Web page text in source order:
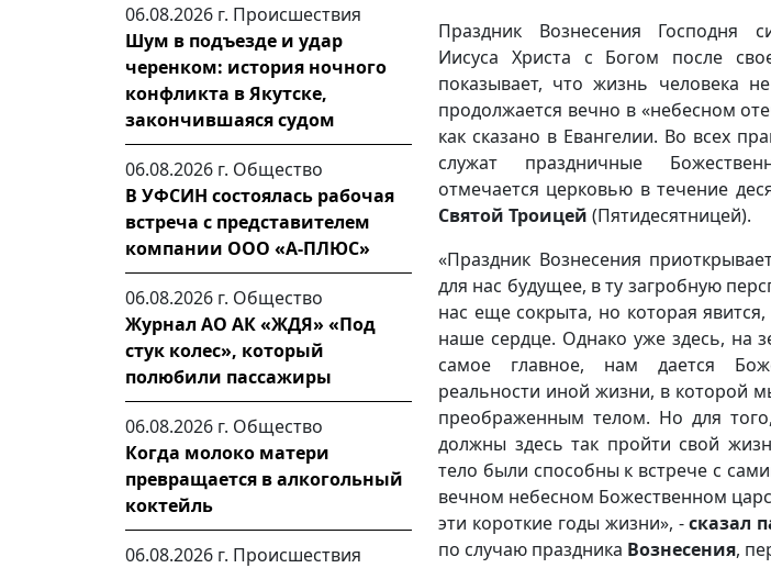
06.08.2026 г. Происшествия
Шум в подъезде и удар
черенком: история ночного
конфликта в Якутске,
закончившаяся судом
06.08.2026 г. Общество
В УФСИН состоялась рабочая
встреча с представителем
компании ООО «А-ПЛЮС»
06.08.2026 г. Общество
Журнал АО АК «ЖДЯ» «Под
стук колес», который
полюбили пассажиры
06.08.2026 г. Общество
Когда молоко матери
превращается в алкогольный
коктейль
06.08.2026 г. Происшествия
Праздник Вознесения Господня
Иисуса Христа с Богом после
показывает, что жизнь человека
продолжается вечно в «небесном
как сказано в Евангелии. Во всех
служат праздничные
отмечается церковью в течение
Святой Троицей (Пятидесятницей).
«Праздник Вознесения
для нас будущее, в ту загробную
нас еще сокрыта, но которая
наше сердце. Однако уже здесь, на
самое главное, нам дается
реальности иной жизни, в которой
преображенным телом. Но для
должны здесь так пройти свой
тело были способны к встрече с
вечном небесном Божественном
эти короткие годы жизни», -сказал
по случаю праздника Вознесения,